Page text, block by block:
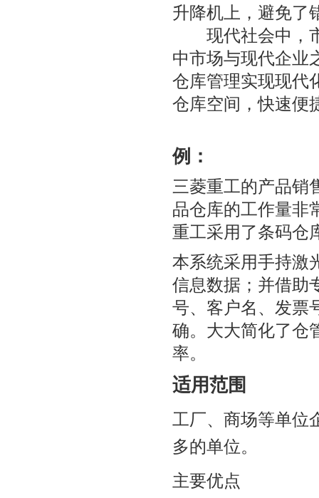
升降机上，避免了
现代社会中，市
中市场与现代企业
仓库管理实现现代
仓库空间，快速便
例：
三菱重工的产品销
品仓库的工作量非
重工采用了条码仓
本系统采用手持激
信息数据；并借助
号、客户名、发票
确。大大简化了仓
率。
适用范围
工厂、商场等单位
多的单位。
主要优点